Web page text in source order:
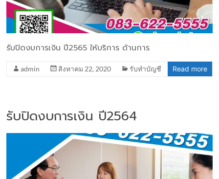
รับปิดงบการเงิน ปี2565 ให้บริการ ด้านการ
admin สิงหาคม 22, 2020 รับทำบัญชี Read more
รับปิดงบการเงิน ปี2564